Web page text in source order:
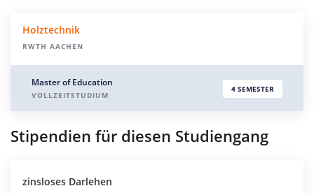
Holztechnik
RWTH AACHEN
Master of Education
VOLLZEITSTUDIUM
4 SEMESTER
Stipendien für diesen Studiengang
zinsloses Darlehen